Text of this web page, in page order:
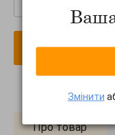
Про товар
Змінити